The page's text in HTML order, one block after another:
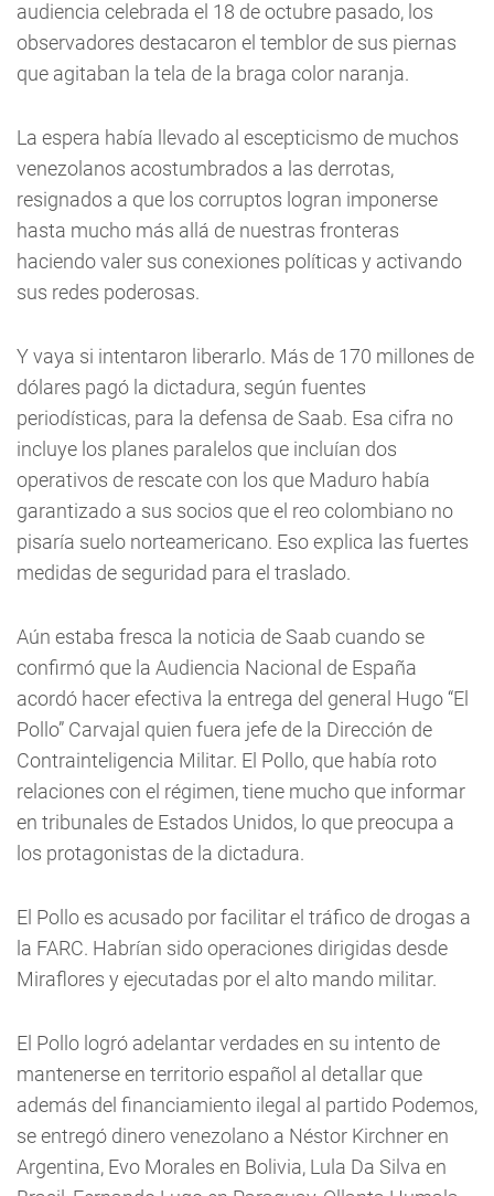
audiencia celebrada el 18 de octubre pasado, los
observadores destacaron el temblor de sus piernas
que agitaban la tela de la braga color naranja.
La espera había llevado al escepticismo de muchos
venezolanos acostumbrados a las derrotas,
resignados a que los corruptos logran imponerse
hasta mucho más allá de nuestras fronteras
haciendo valer sus conexiones políticas y activando
sus redes poderosas.
Y vaya si intentaron liberarlo. Más de 170 millones de
dólares pagó la dictadura, según fuentes
periodísticas, para la defensa de Saab. Esa cifra no
incluye los planes paralelos que incluían dos
operativos de rescate con los que Maduro había
garantizado a sus socios que el reo colombiano no
pisaría suelo norteamericano. Eso explica las fuertes
medidas de seguridad para el traslado.
Aún estaba fresca la noticia de Saab cuando se
confirmó que la Audiencia Nacional de España
acordó hacer efectiva la entrega del general Hugo “El
Pollo” Carvajal quien fuera jefe de la Dirección de
Contrainteligencia Militar. El Pollo, que había roto
relaciones con el régimen, tiene mucho que informar
en tribunales de Estados Unidos, lo que preocupa a
los protagonistas de la dictadura.
El Pollo es acusado por facilitar el tráfico de drogas a
la FARC. Habrían sido operaciones dirigidas desde
Miraflores y ejecutadas por el alto mando militar.
El Pollo logró adelantar verdades en su intento de
mantenerse en territorio español al detallar que
además del financiamiento ilegal al partido Podemos,
se entregó dinero venezolano a Néstor Kirchner en
Argentina, Evo Morales en Bolivia, Lula Da Silva en